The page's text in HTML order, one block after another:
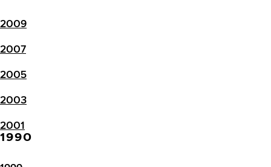
2009
2007
2005
2003
2001
1990